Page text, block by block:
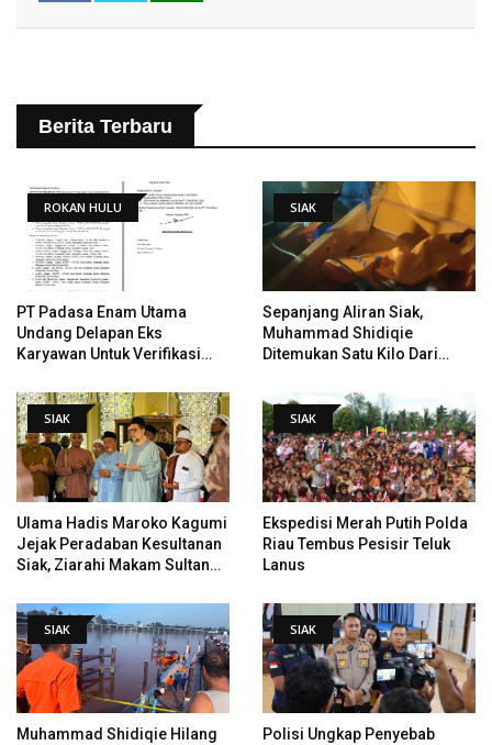
Berita Terbaru
ROKAN HULU
PT Padasa Enam Utama
Undang Delapan Eks
Karyawan Untuk Verifikasi
PHI
SIAK
Sepanjang Aliran Siak,
Muhammad Shidiqie
Ditemukan Satu Kilo Dari
SIAK
Ulama Hadis Maroko Kagumi
Jejak Peradaban Kesultanan
Siak, Ziarahi Makam Sultan
SIAK
Ekspedisi Merah Putih Polda
Riau Tembus Pesisir Teluk
Lanus
SIAK
Muhammad Shidiqie Hilang
SIAK
Polisi Ungkap Penyebab